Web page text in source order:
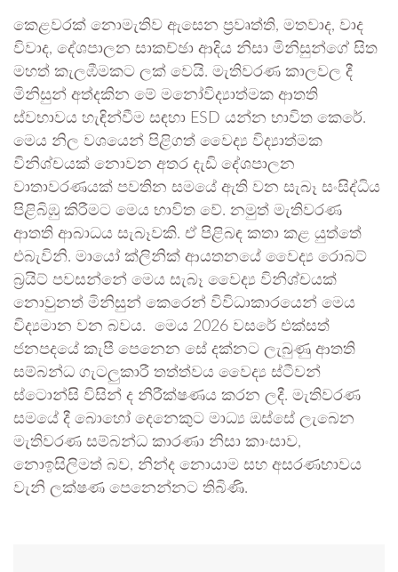
කෙළවරක් නොමැතිව ඇසෙන ප්‍රවෘත්ති, මතවාද, වාද
විවාද, දේශපාලන සාකච්ඡා ආදිය නිසා මිනිසුන්ගේ සිත
මහත් කැලඹීමකට ලක් වෙයි. මැතිවරණ කාලවල දී
මිනිසුන් අත්දකින මේ මනෝවිද්‍යාත්මක ආතති
ස්වභාවය හැඳින්වීම සඳහා ESD යන්න භාවිත කෙරේ.
මෙය නිල වශයෙන් පිළිගත් වෛද්‍ය විද්‍යාත්මක
විනිශ්චයක් නොවන අතර දැඩි දේශපාලන
වාතාවරණයක් පවතින සමයේ ඇති වන සැබෑ සංසිද්ධිය
පිළිබිඹු කිරීමට මෙය භාවිත වේ. නමුත් මැතිවරණ
ආතති ආබාධය සැබෑවකි. ඒ පිළිබඳ කතා කළ යුත්තේ
එබැවිනි. මායෝ ක්ලිනික් ආයතනයේ වෛද්‍ය රොබට්
බ්‍රයිට් පවසන්නේ මෙය සැබෑ වෛද්‍ය විනිශ්චයක්
නොවුනත් මිනිසුන් කෙරෙන් විවිධාකාරයෙන් මෙය
විද්‍යමාන වන බවය. මෙය 2026 වසරේ එක්සත්
ජනපදයේ කැපී පෙනෙන සේ දක්නට ලැබුණු ආතති
සම්බන්ධ ගැටලුකාරී තත්ත්වය වෛද්‍ය ස්ටීවන්
ස්ටොන්සි විසින් ද නිරීක්ෂණය කරන ලදී. මැතිවරණ
සමයේ දී බොහෝ දෙනෙකුට මාධ්‍ය ඔස්සේ ලැබෙන
මැතිවරණ සම්බන්ධ කාරණා නිසා කාංසාව,
නොඉසිලිමත් බව, නින්ද නොයාම සහ අසරණභාවය
වැනි ලක්ෂණ පෙනෙන්නට තිබිණි.